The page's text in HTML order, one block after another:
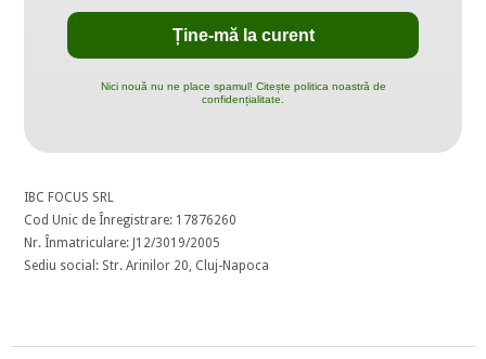
Nici nouă nu ne place spamul! Citește politica noastră de
confidențialitate.
IBC FOCUS SRL
Cod Unic de Înregistrare: 17876260
Nr. Înmatriculare: J12/3019/2005
Sediu social: Str. Arinilor 20, Cluj-Napoca